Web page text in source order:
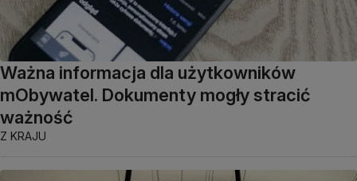
Ważna informacja dla użytkowników
mObywatel. Dokumenty mogły stracić
ważność
Z KRAJU